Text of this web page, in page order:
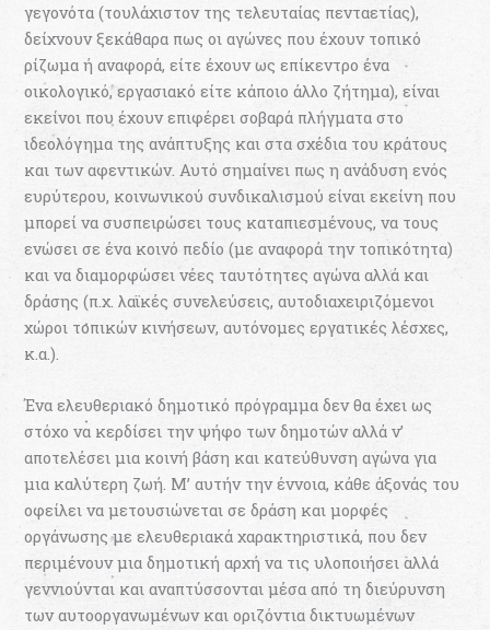
γεγονότα (τουλάχιστον της τελευταίας πενταετίας),
δείχνουν ξεκάθαρα πως οι αγώνες που έχουν τοπικό
ρίζωµα ή αναφορά, είτε έχουν ως επίκεντρο ένα
οικολογικό, εργασιακό είτε κάποιο άλλο ζήτηµα), είναι
εκείνοι που έχουν επιφέρει σοβαρά πλήγµατα στο
ιδεολόγηµα της ανάπτυξης και στα σχέδια του κράτους
και των αφεντικών. Αυτό σηµαίνει πως η ανάδυση ενός
ευρύτερου, κοινωνικού συνδικαλισµού είναι εκείνη που
µπορεί να συσπειρώσει τους καταπιεσµένους, να τους
ενώσει σε ένα κοινό πεδίο (µε αναφορά την τοπικότητα)
και να διαµορφώσει νέες ταυτότητες αγώνα αλλά και
δράσης (π.χ. λαϊκές συνελεύσεις, αυτοδιαχειριζόµενοι
χώροι τοπικών κινήσεων, αυτόνοµες εργατικές λέσχες,
κ.α.).
Ένα ελευθεριακό δηµοτικό πρόγραµµα δεν θα έχει ως
στόχο να κερδίσει την ψήφο των δηµοτών αλλά ν’
αποτελέσει µια κοινή βάση και κατεύθυνση αγώνα για
µια καλύτερη ζωή. Μ’ αυτήν την έννοια, κάθε άξονάς του
οφείλει να µετουσιώνεται σε δράση και µορφές
οργάνωσης µε ελευθεριακά χαρακτηριστικά, που δεν
περιµένουν µια δηµοτική αρχή να τις υλοποιήσει αλλά
γεννιούνται και αναπτύσσονται µέσα από τη διεύρυνση
των αυτοοργανωµένων και οριζόντια δικτυωµένων